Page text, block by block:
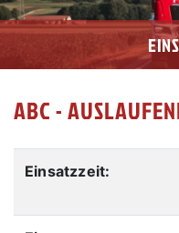
ABC -
Einsatzzeit: